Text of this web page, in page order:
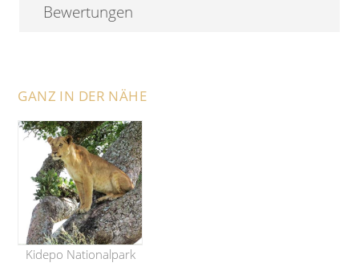
Bewertungen
GANZ IN DER NÄHE
Kidepo Nationalpark